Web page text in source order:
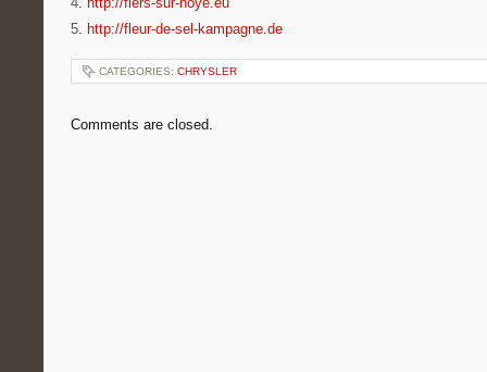
5. http://fleur-de-sel-kampagne.de
CATEGORIES: CHRYSLER
Comments are closed.